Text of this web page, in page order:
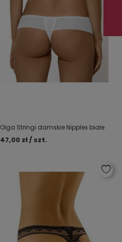
Olga Stringi damskie Nipplex białe
47,00 zł / szt.